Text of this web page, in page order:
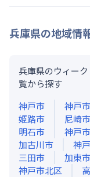
兵庫県の地域情
兵庫県のウィー
覧から探す
神戸市
神戸
姫路市
尼崎市
明石市
神戸
加古川市
神
三田市
加東市
神戸市北区